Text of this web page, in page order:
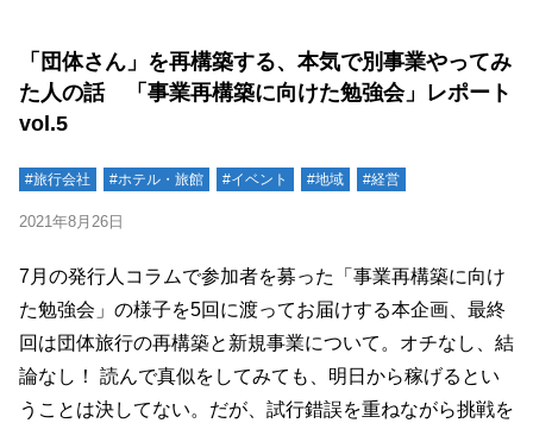
「団体さん」を再構築する、本気で別事業やってみ
た人の話 「事業再構築に向けた勉強会」レポート
vol.5
#旅行会社 #ホテル・旅館 #イベント #地域 #経営
2021年8月26日
7月の発行人コラムで参加者を募った「事業再構築に向け
た勉強会」の様子を5回に渡ってお届けする本企画、最終
回は団体旅行の再構築と新規事業について。オチなし、結
論なし！ 読んで真似をしてみても、明日から稼げるとい
うことは決してない。だが、試行錯誤を重ねながら挑戦を